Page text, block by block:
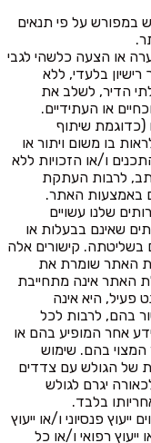
על פי תנאים
או הצעה כלשהי לגבי
בלעדי, ללא
הדיר, לשלב את
או העתידיים.
(כדוגמת שיתוף
בו משום ויתור או
ו/או הזכויות ללא
לרבות העתקת
באמצעות האתר.
שלנו עשויים
שאינם בבעלות או
קישורים אלה
האתר שומרת את
האתר אינה מתחייבת
פעיל, היא אינה
בהם, לרבות לכל
אחר המופיע בהם או
המצוי בהם. שימוש
של הגולש עם צדדים
יגרם לגולש
בלבד.
פנסיוני ו/או ייעוץ
ייעוץ רפואי ו/או כל